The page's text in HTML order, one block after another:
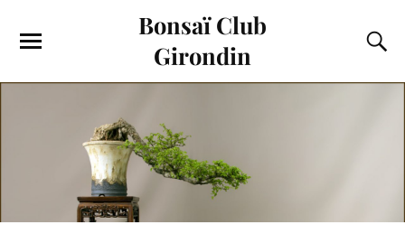
Bonsaï Club
Girondin